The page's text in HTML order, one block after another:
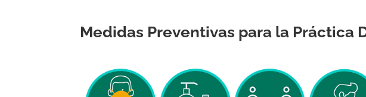
Medidas Preventivas para la Práctica